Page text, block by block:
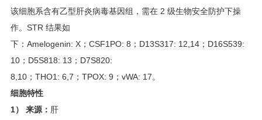
该细胞系含有乙型肝炎病毒基因组，需在 2 级生物安全防护下操
作。STR 结果如
下：Amelogenin: X；CSF1PO: 8；D13S317: 12,14；D16S539:
10；D5S818: 13；D7S820:
8,10；THO1: 6,7；TPOX: 9；vWA: 17。
细胞特性
1） 来源： 肝